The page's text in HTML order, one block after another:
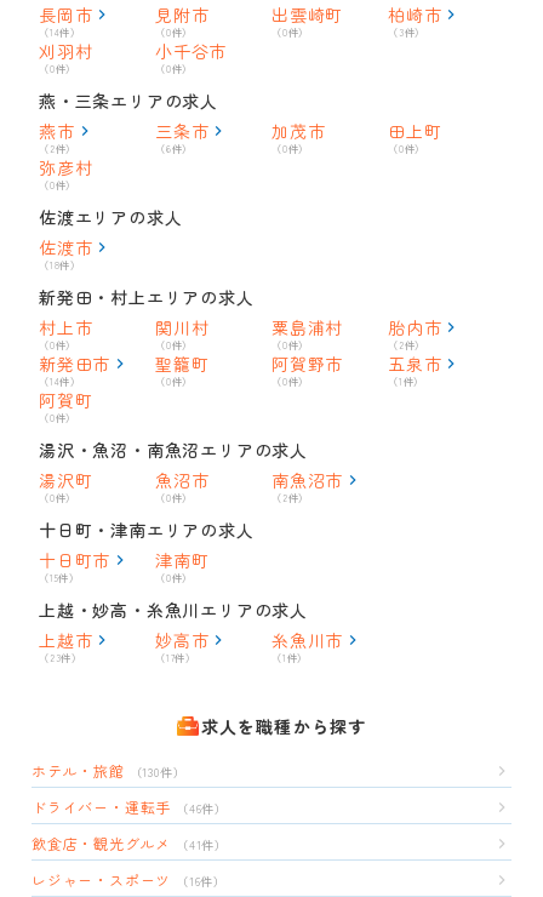
長岡市
（14件）
見附市
（0件）
出雲崎町
（0件）
柏崎市
（3件）
刈羽村
（0件）
小千谷市
（0件）
燕・三条エリアの求人
燕市
（2件）
三条市
（6件）
加茂市
（0件）
田上町
（0件）
弥彦村
（0件）
佐渡エリアの求人
佐渡市
（18件）
新発田・村上エリアの求人
村上市
（0件）
関川村
（0件）
粟島浦村
（0件）
胎内市
（2件）
新発田市
（14件）
聖籠町
（0件）
阿賀野市
（0件）
五泉市
（1件）
阿賀町
（0件）
湯沢・魚沼・南魚沼エリアの求人
湯沢町
（0件）
魚沼市
（0件）
南魚沼市
（2件）
十日町・津南エリアの求人
十日町市
（15件）
津南町
（0件）
上越・妙高・糸魚川エリアの求人
上越市
（23件）
妙高市
（17件）
糸魚川市
（1件）
求人を職種から探す
ホテル・旅館 （130件）
ドライバー・運転手 （46件）
飲食店・観光グルメ （41件）
レジャー・スポーツ （16件）